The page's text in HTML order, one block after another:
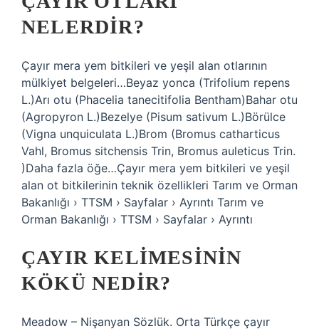
NELERDIR?
Çayır mera yem bitkileri ve yeşil alan otlarının
mülkiyet belgeleri…​Beyaz yonca (Trifolium repens
L.)Arı otu (Phacelia tanecitifolia Bentham)Bahar otu
(Agropyron L.)Bezelye (Pisum sativum L.)Börülce
(Vigna unquiculata L.)Brom (Bromus catharticus
Vahl, Bromus sitchensis Trin, Bromus auleticus Trin.
)Daha fazla öğe…Çayır mera yem bitkileri ve yeşil
alan ot bitkilerinin teknik özellikleri Tarım ve Orman
Bakanlığı › TTSM › Sayfalar › Ayrıntı Tarım ve
Orman Bakanlığı › TTSM › Sayfalar › Ayrıntı
ÇAYIR KELIMESININ
KÖKÜ NEDIR?
Meadow – Nişanyan Sözlük. Orta Türkçe çayır